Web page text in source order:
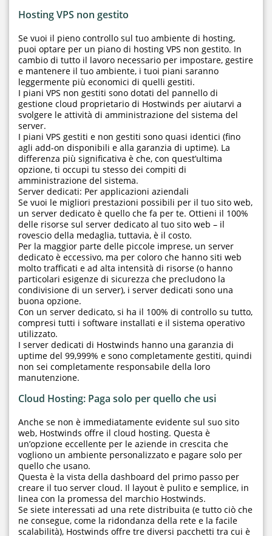
Hosting VPS non gestito
Se vuoi il pieno controllo sul tuo ambiente di hosting,
puoi optare per un piano di hosting VPS non gestito. In
cambio di tutto il lavoro necessario per impostare, gestire
e mantenere il tuo ambiente, i tuoi piani saranno
leggermente più economici di quelli gestiti.
I piani VPS non gestiti sono dotati del pannello di
gestione cloud proprietario di Hostwinds per aiutarvi a
svolgere le attività di amministrazione del sistema del
server.
I piani VPS gestiti e non gestiti sono quasi identici (fino
agli add-on disponibili e alla garanzia di uptime). La
differenza più significativa è che, con quest’ultima
opzione, ti occupi tu stesso dei compiti di
amministrazione del sistema.
Server dedicati: Per applicazioni aziendali
Se vuoi le migliori prestazioni possibili per il tuo sito web,
un server dedicato è quello che fa per te. Ottieni il 100%
delle risorse sul server dedicato al tuo sito web – il
rovescio della medaglia, tuttavia, è il costo.
Per la maggior parte delle piccole imprese, un server
dedicato è eccessivo, ma per coloro che hanno siti web
molto trafficati e ad alta intensità di risorse (o hanno
particolari esigenze di sicurezza che precludono la
condivisione di un server), i server dedicati sono una
buona opzione.
Con un server dedicato, si ha il 100% di controllo su tutto,
compresi tutti i software installati e il sistema operativo
utilizzato.
I server dedicati di Hostwinds hanno una garanzia di
uptime del 99,999% e sono completamente gestiti, quindi
non sei completamente responsabile della loro
manutenzione.
Cloud Hosting: Paga solo per quello che usi
Anche se non è immediatamente evidente sul suo sito
web, Hostwinds offre il cloud hosting. Questa è
un’opzione eccellente per le aziende in crescita che
vogliono un ambiente personalizzato e pagare solo per
quello che usano.
Questa è la vista della dashboard del primo passo per
creare il tuo server cloud. Il layout è pulito e semplice, in
linea con la promessa del marchio Hostwinds.
Se siete interessati ad una rete distribuita (e tutto ciò che
ne consegue, come la ridondanza della rete e la facile
scalabilità), Hostwinds offre tre diversi pacchetti tra cui è